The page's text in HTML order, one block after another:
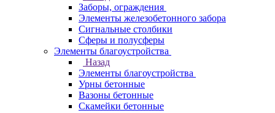
Заборы, ограждения
Элементы железобетонного забора
Сигнальные столбики
Сферы и полусферы
Элементы благоустройства
Назад
Элементы благоустройства
Урны бетонные
Вазоны бетонные
Скамейки бетонные